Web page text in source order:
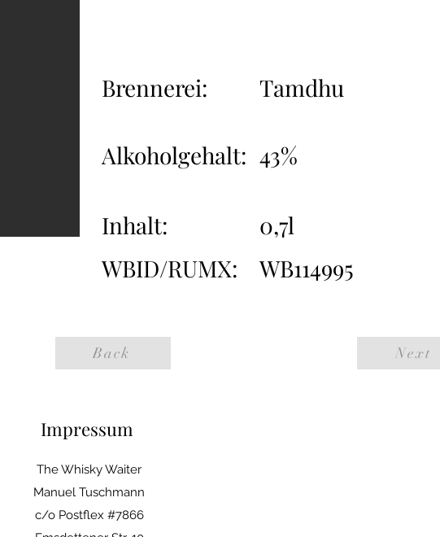
Brennerei: Tamdhu
Alkoholgehalt: 43%
Inhalt:
0,7l
WBID/RUMX:
WB114995
Back Next
Impressum
The Whisky Waiter
Manuel Tuschmann
c/o Postflex #7866